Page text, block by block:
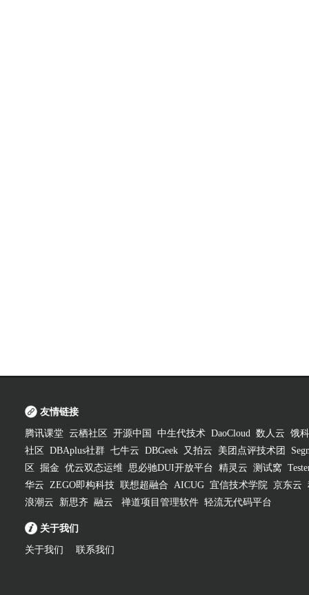
友情链接
腾讯课堂 云栖社区 开源中国 中生代技术 DaoCloud 数人云 饿
社区
DBAplus社群 七牛云 DBGeek 又拍云 美团点评技术团
区
掘金 优云双态运维 思必驰DUI开放平台 精灵云 测试窝
华云 ZEGO即构科技 联想超融合 AICUG 宜信技术学院 京东云
浪潮云
新思齐 融云 禅道项目管理软件 轻流无代码平台
关于我们
关于我们 联系我们